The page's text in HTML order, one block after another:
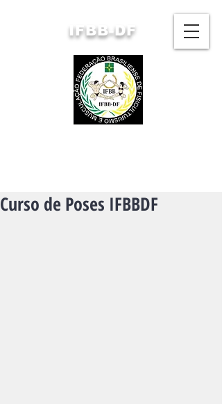
IFBB-DF
Curso de Poses IFBBDF